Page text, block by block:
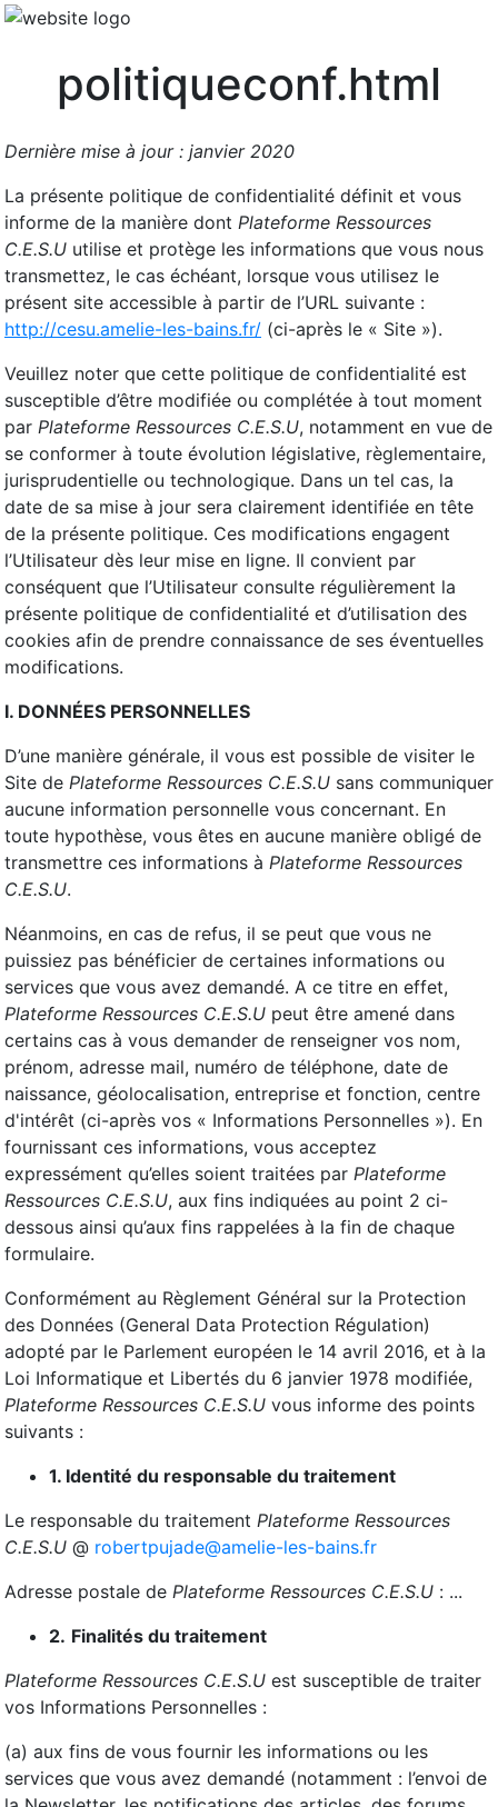
politiqueconf.html
Dernière mise à jour : janvier 2020
La présente politique de confidentialité définit et vous
informe de la manière dont Plateforme Ressources
C.E.S.U utilise et protège les informations que vous nous
transmettez, le cas échéant, lorsque vous utilisez le
présent site accessible à partir de l’URL suivante :
http://cesu.amelie-les-bains.fr/ (ci-après le « Site »).
Veuillez noter que cette politique de confidentialité est
susceptible d’être modifiée ou complétée à tout moment
par Plateforme Ressources C.E.S.U, notamment en vue de
se conformer à toute évolution législative, règlementaire,
jurisprudentielle ou technologique. Dans un tel cas, la
date de sa mise à jour sera clairement identifiée en tête
de la présente politique. Ces modifications engagent
l’Utilisateur dès leur mise en ligne. Il convient par
conséquent que l’Utilisateur consulte régulièrement la
présente politique de confidentialité et d’utilisation des
cookies afin de prendre connaissance de ses éventuelles
modifications.
I. DONNÉES PERSONNELLES
D’une manière générale, il vous est possible de visiter le
Site de Plateforme Ressources C.E.S.U sans communiquer
aucune information personnelle vous concernant. En
toute hypothèse, vous êtes en aucune manière obligé de
transmettre ces informations à Plateforme Ressources
C.E.S.U.
Néanmoins, en cas de refus, il se peut que vous ne
puissiez pas bénéficier de certaines informations ou
services que vous avez demandé. A ce titre en effet,
Plateforme Ressources C.E.S.U peut être amené dans
certains cas à vous demander de renseigner vos nom,
prénom, adresse mail, numéro de téléphone, date de
naissance, géolocalisation, entreprise et fonction, centre
d'intérêt (ci-après vos « Informations Personnelles »). En
fournissant ces informations, vous acceptez
expressément qu’elles soient traitées par Plateforme
Ressources C.E.S.U, aux fins indiquées au point 2 ci-
dessous ainsi qu’aux fins rappelées à la fin de chaque
formulaire.
Conformément au Règlement Général sur la Protection
des Données (General Data Protection Régulation)
adopté par le Parlement européen le 14 avril 2016, et à la
Loi Informatique et Libertés du 6 janvier 1978 modifiée,
Plateforme Ressources C.E.S.U vous informe des points
suivants :
1. Identité du responsable du traitement
Le responsable du traitement Plateforme Ressources
C.E.S.U @ robertpujade@amelie-les-bains.fr
Adresse postale de Plateforme Ressources C.E.S.U : ...
2. Finalités du traitement
Plateforme Ressources C.E.S.U est susceptible de traiter
vos Informations Personnelles :
(a) aux fins de vous fournir les informations ou les
services que vous avez demandé (notamment : l’envoi de